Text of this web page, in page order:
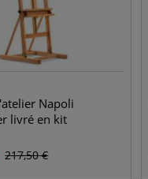
Napoli
livré en kit
217,50€